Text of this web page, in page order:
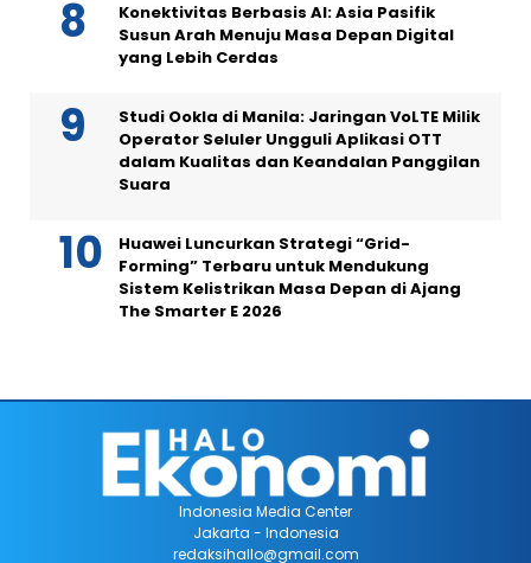
Konektivitas Berbasis AI: Asia Pasifik
Susun Arah Menuju Masa Depan Digital
yang Lebih Cerdas
Studi Ookla di Manila: Jaringan VoLTE Milik
Operator Seluler Ungguli Aplikasi OTT
dalam Kualitas dan Keandalan Panggilan
Suara
Huawei Luncurkan Strategi “Grid-
Forming” Terbaru untuk Mendukung
Sistem Kelistrikan Masa Depan di Ajang
The Smarter E 2026
Indonesia Media Center
Jakarta - Indonesia
redaksihallo@gmail.com